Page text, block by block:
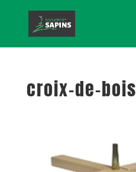
croix-de-bois